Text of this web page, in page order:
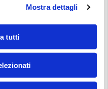
Mostra dettagli
tutti
НА ИСПОЛЬЗОВАНИЕ МОИХ
АНАЛИЗА.